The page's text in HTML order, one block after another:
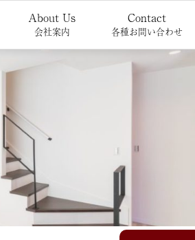
About Us
会社案内
Contact
各種お問い合わせ